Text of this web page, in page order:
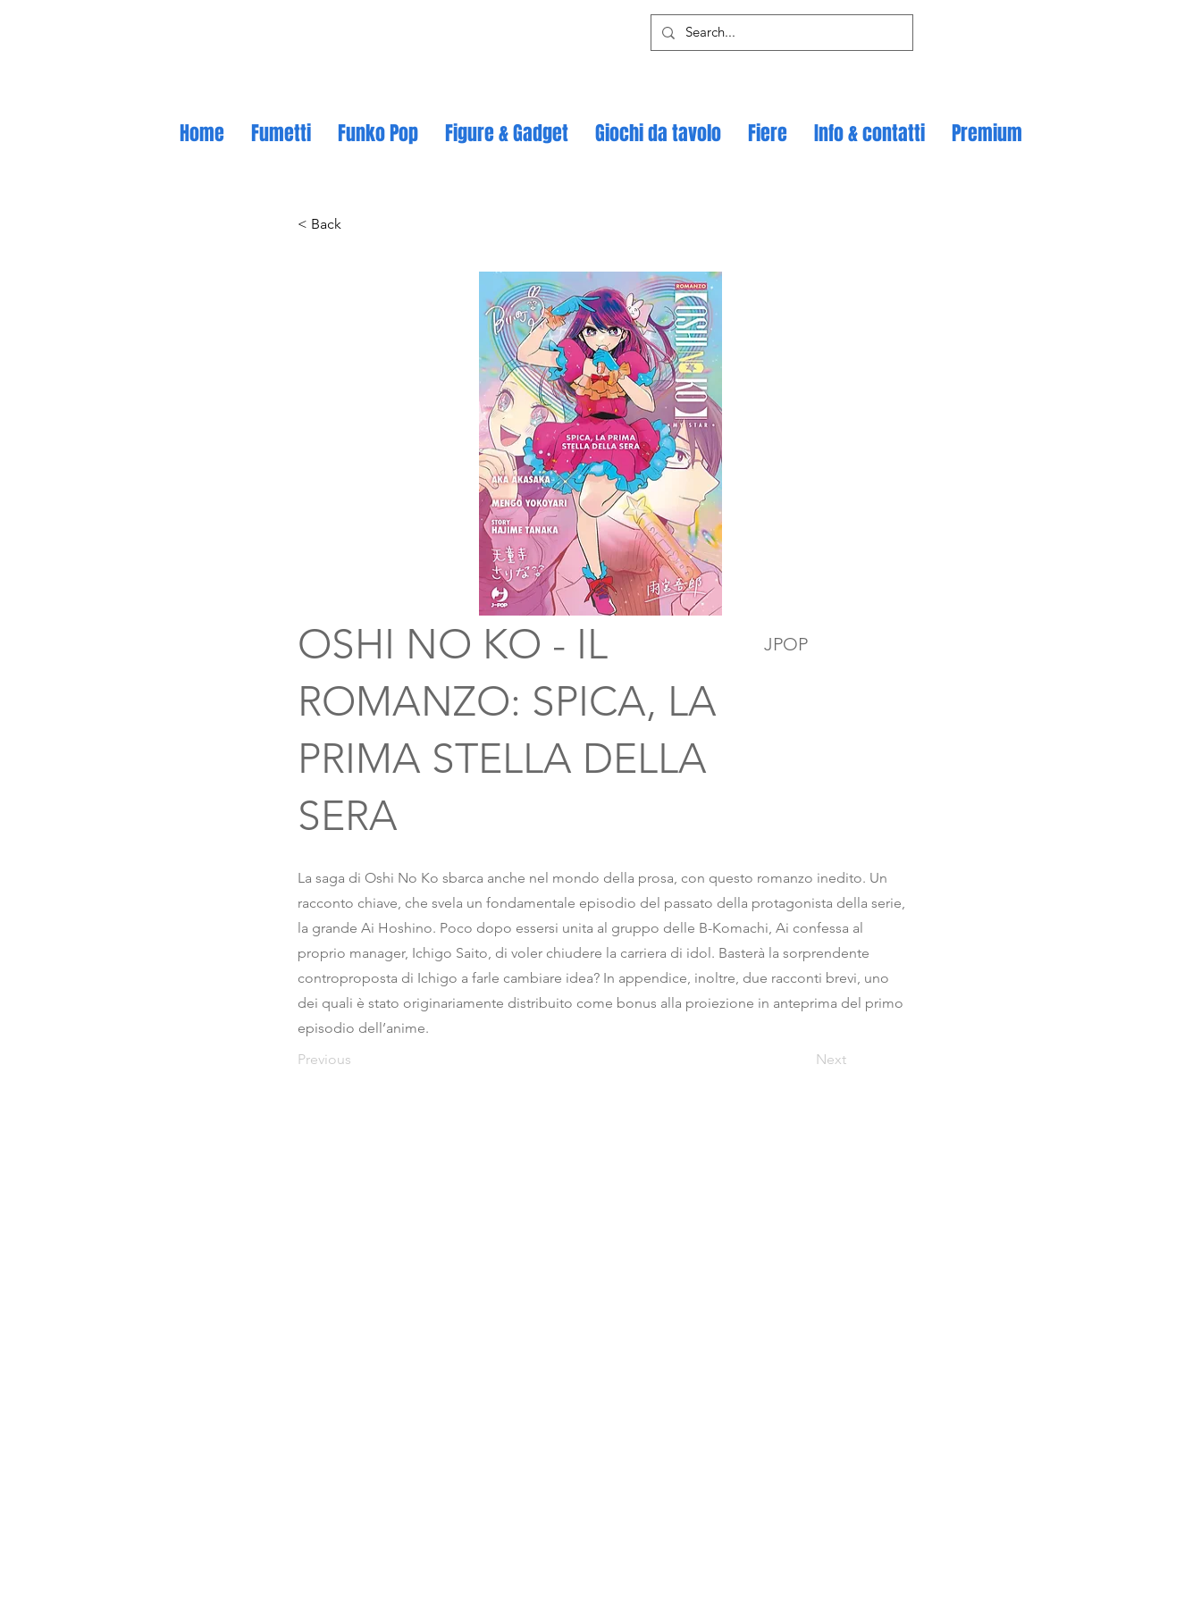
Home Fumetti Funko Pop Figure & Gadget Giochi da tavolo Fiere Info & contatti Premium
< Back
OSHI NO KO - IL
ROMANZO: SPICA, LA
PRIMA STELLA DELLA
SERA
JPOP
La saga di Oshi No Ko sbarca anche nel mondo della prosa, con questo romanzo inedito. Un
racconto chiave, che svela un fondamentale episodio del passato della protagonista della serie,
la grande Ai Hoshino. Poco dopo essersi unita al gruppo delle B-Komachi, Ai confessa al
proprio manager, Ichigo Saito, di voler chiudere la carriera di idol. Basterà la sorprendente
controproposta di Ichigo a farle cambiare idea? In appendice, inoltre, due racconti brevi, uno
dei quali è stato originariamente distribuito come bonus alla proiezione in anteprima del primo
episodio dell’anime.
Previous
Next